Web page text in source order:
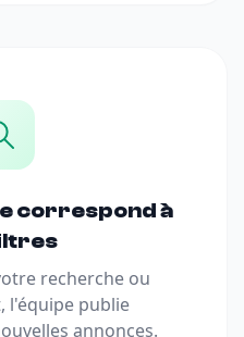
correspond à
recherche ou
l'équipe publie
annonces.